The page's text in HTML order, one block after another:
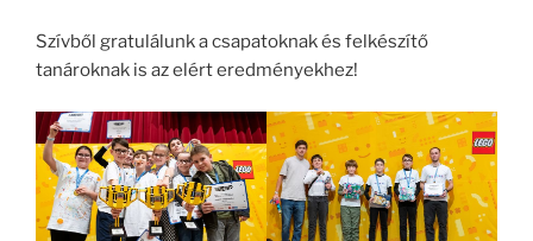
Szívből gratulálunk a csapatoknak és felkészítő
tanároknak is az elért eredményekhez!